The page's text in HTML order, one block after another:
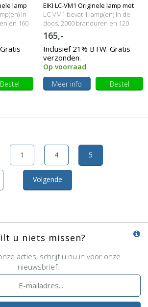
lamp
in
en 160
Bestel
EIKI LC-VM1 Originele lamp met
behuizing
LC-VM1 bevat 1 lamp(en) in de
doos, 2000 branduren en 120
Watt
165,-
Inclusief 21% BTW. Gratis
verzonden.
Op voorraad
Meer info
Bestel
1 4 5
Volgende
u niets missen?
acties, schrijf u nu in voor onze
nieuwsbrief.